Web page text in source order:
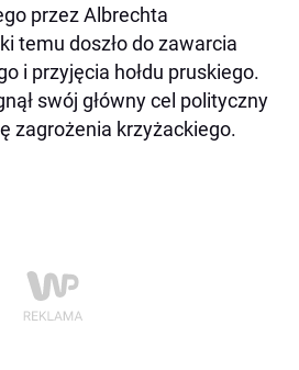
przez Albrechta
temu doszło do zawarcia
i przyjęcia hołdu pruskiego.
swój główny cel polityczny
zagrożenia krzyżackiego.